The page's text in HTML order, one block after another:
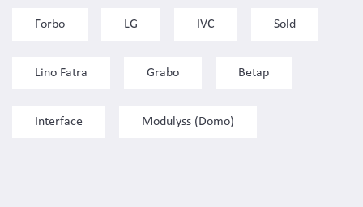
Forbo LG IVC Sold
Lino Fatra Grabo Betap
Interface Modulyss (Domo)